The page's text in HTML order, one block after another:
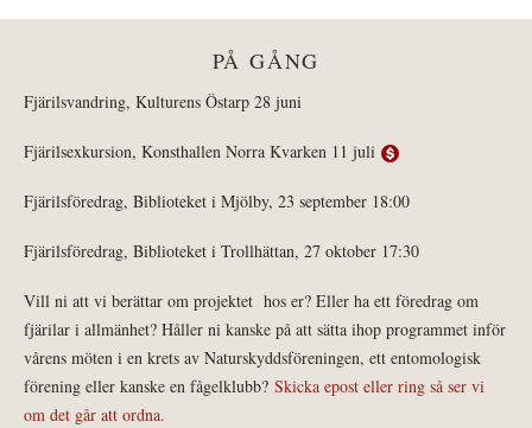
PÅ GÅNG
Fjärilsvandring, Kulturens Östarp 28 juni
Fjärilsexkursion, Konsthallen Norra Kvarken 11 juli
Fjärilsföredrag, Biblioteket i Mjölby, 23 september 18:00
Fjärilsföredrag, Biblioteket i Trollhättan, 27 oktober 17:30
Vill ni att vi berättar om projektet hos er? Eller ha ett föredrag om
fjärilar i allmänhet? Håller ni kanske på att sätta ihop programmet inför
vårens möten i en krets av Naturskyddsföreningen, ett entomologisk
förening eller kanske en fågelklubb? Skicka epost eller ring så ser vi
om det går att ordna.